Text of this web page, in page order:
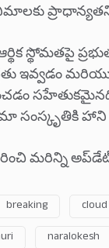
స్థోమతపై
ఇవ్వడం
సంస్కృతికి హాని
మరిన్ని
breaking cloud
naralokesh